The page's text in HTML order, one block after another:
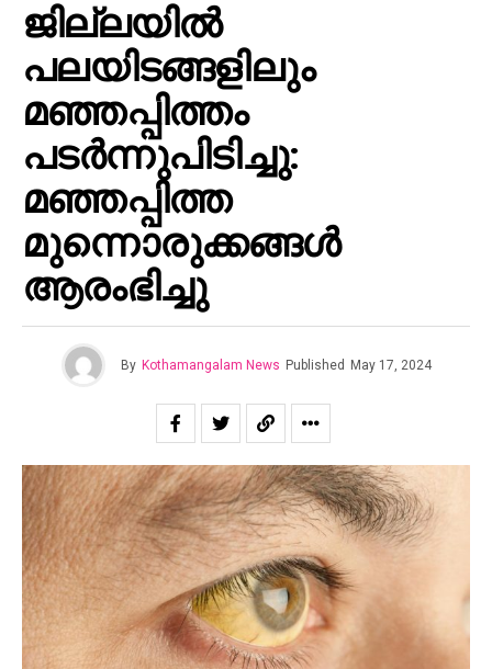
ജില്ലയിൽ
പലയിടങ്ങളിലും
മഞ്ഞപ്പിത്തം
പടര്‍ന്നുപിടിച്ചു:
മഞ്ഞപ്പിത്ത
മുന്നൊരുക്കങ്ങൾ
ആരംഭിച്ചു
By Kothamangalam News Published May 17, 2024